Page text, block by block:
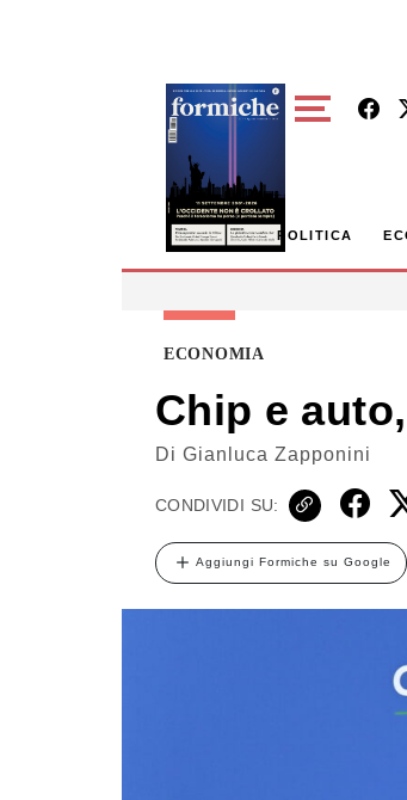
POLITICA
ECONOMIA
Chip e
Di Gianluca Zapponini
CONDIVIDI SU:
Aggiungi Formiche su Google